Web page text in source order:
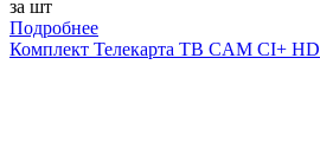
за шт
Подробнее
Комплект Телекарта ТВ CAM CI+ HD